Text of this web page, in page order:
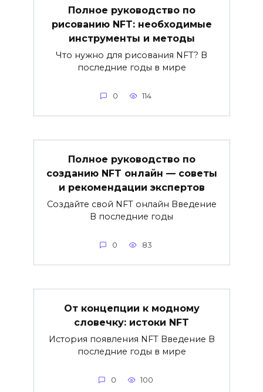
Полное руководство по
рисованию NFT: необходимые
инструменты и методы
Что нужно для рисования NFT? В
последние годы в мире
0 114
Полное руководство по
созданию NFT онлайн — советы
и рекомендации экспертов
Создайте свой NFT онлайн Введение
В последние годы
0 83
От концепции к модному
словечку: истоки NFT
История появления NFT Введение В
последние годы в мире
0 100